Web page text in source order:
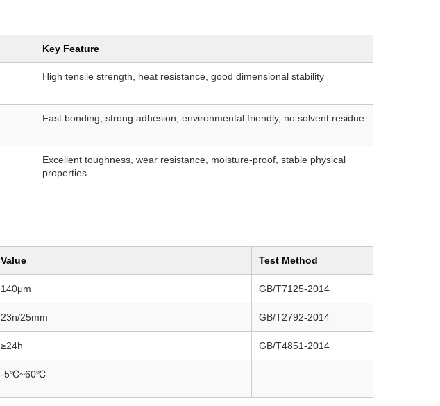
Key Feature
High tensile strength, heat resistance, good dimensional stability
Fast bonding, strong adhesion, environmental friendly, no solvent residue
Excellent toughness, wear resistance, moisture-proof, stable physical
properties
Value Test Method
140μm GB/T7125-2014
23n/25mm GB/T2792-2014
≥24h GB/T4851-2014
-5℃~60℃